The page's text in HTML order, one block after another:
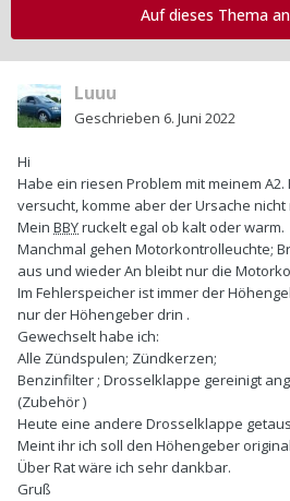
Auf dieses Thema
Luuu
Geschrieben 6. Juni 2022
Hi
Habe ein riesen Problem mit meinem
versucht, komme aber der Ursache nicht
Mein BBYruckelt egal ob kalt oder warm.
Manchmal gehen Motorkontrolleuchte;
aus und wieder An bleibt nur die
Im Fehlerspeicher ist immer der
nur der Höhengeber drin .
Gewechselt habe ich:
Alle Zündspulen; Zündkerzen;
Benzinfilter ; Drosselklappe gereinigt
(Zubehör )
Heute eine andere Drosselklappe
Meint ihr ich soll den Höhengeber
Über Rat wäre ich sehr dankbar.
Gruß